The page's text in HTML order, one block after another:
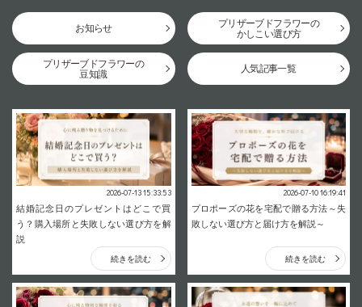
お知らせ
プリザーブドフラワーの
かしこい選び方
プリザーブドフラワーの
豆知識
人気記事一覧
2026-07-13 15:33:53
結婚記念日のプレゼントはどこで買
う？購入場所と失敗しない選び方を解
説
続きを読む
2026-07-10 16:19:41
プロポーズの花を宅配で贈る方法～失
敗しない選び方と届け方を解説～
続きを読む